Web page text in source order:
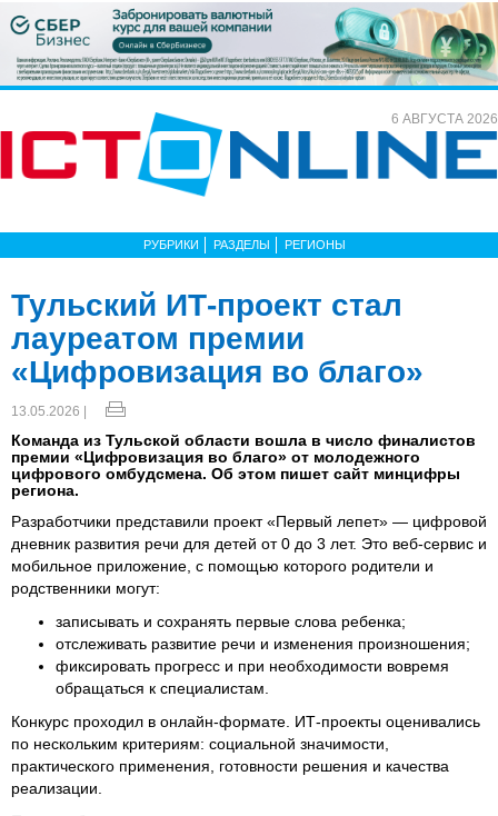
6 АВГУСТА 2026
РУБРИКИ РАЗДЕЛЫ РЕГИОНЫ
Тульский ИТ-проект стал
лауреатом премии
«Цифровизация во благо»
13.05.2026 |
Команда из Тульской области вошла в число финалистов
премии «Цифровизация во благо» от молодежного
цифрового омбудсмена. Об этом пишет сайт минцифры
региона.
Разработчики представили проект «Первый лепет» — цифровой
дневник развития речи для детей от 0 до 3 лет. Это веб-сервис и
мобильное приложение, с помощью которого родители и
родственники могут:
записывать и сохранять первые слова ребенка;
отслеживать развитие речи и изменения произношения;
фиксировать прогресс и при необходимости вовремя
обращаться к специалистам.
Конкурс проходил в онлайн-формате. ИТ-проекты оценивались
по нескольким критериям: социальной значимости,
практического применения, готовности решения и качества
реализации.